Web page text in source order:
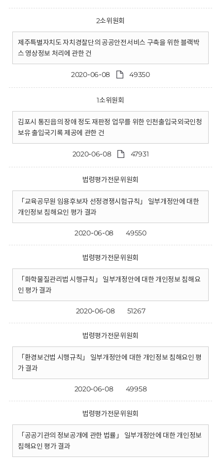
2소위원회
제주특별자치도 자치경찰단의 공공안전서비스 구축을 위한 블랙박
스 영상정보 처리에 관한 건
2020-06-08 49350
1소위원회
김포시 통진읍의 장애 정도 재판정 업무를 위한 인천출입국외국인청
보유 출입국기록 제공에 관한 건
2020-06-08 47931
법령평가전문위원회
「교육공무원 임용후보자 선정경쟁시험규칙」 일부개정안에 대한
개인정보 침해요인 평가 결과
2020-06-08 49550
법령평가전문위원회
「화학물질관리법 시행규칙」 일부개정안에 대한 개인정보 침해요
인 평가 결과
2020-06-08 51267
법령평가전문위원회
「환경보건법 시행규칙」 일부개정안에 대한 개인정보 침해요인 평
가 결과
2020-06-08 49958
법령평가전문위원회
「공공기관의 정보공개에 관한 법률」 일부개정안에 대한 개인정보
침해요인 평가 결과